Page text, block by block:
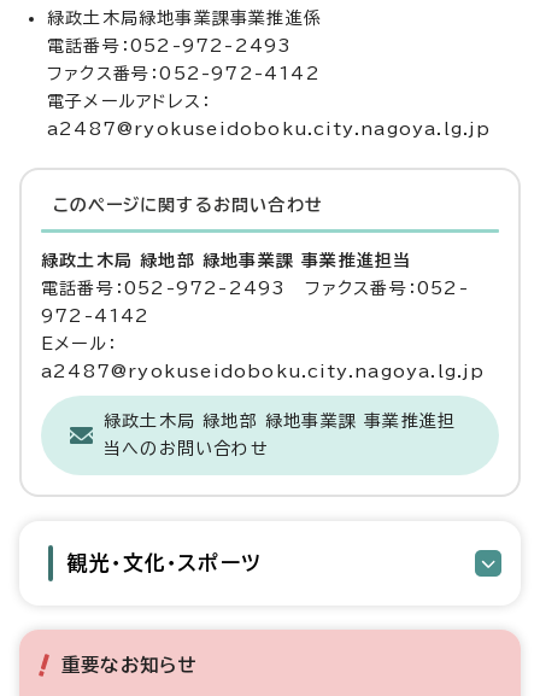
緑政土木局緑地事業課事業推進係
電話番号：052-972-2493
ファクス番号：052-972-4142
電子メールアドレス：
a2487@ryokuseidoboku.city.nagoya.lg.jp
このページに関する お問い合わせ
緑政土木局 緑地部 緑地事業課 事業推進担当
電話番号：052-972-2493 ファクス番号：052-
972-4142
Eメール：
a2487@ryokuseidoboku.city.nagoya.lg.jp
緑政土木局 緑地部 緑地事業課 事業推進担
当へのお問い合わせ
観光・文化・スポーツ
重要なお知らせ